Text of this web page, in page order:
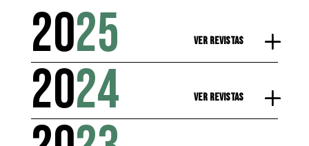
2025 Ver Revistas
2024 Ver Revistas